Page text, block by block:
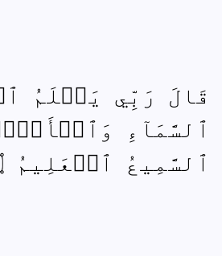
قَالَ رَبِّي يَعۡلَمُ
ٱلسَّمَآءِ
ٱلسَّمِيعُ ٱلۡعَلِيمُ ۝ 3